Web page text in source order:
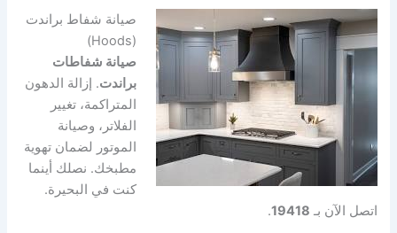
صيانة شفاط براندت
(Hoods)
صيانة شفاطات
براندت. إزالة الدهون
المتراكمة، تغيير
الفلاتر، وصيانة
الموتور لضمان تهوية
مطبخك. نصلك أينما
كنت في البحيرة.
اتصل الآن بـ 19418
.